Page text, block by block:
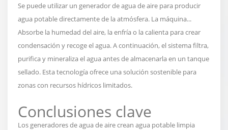
Se puede utilizar un generador de agua de aire para producir
agua potable directamente de la atmósfera. La máquina...
Absorbe la humedad del aire, la enfría o la calienta para crear
condensación y recoge el agua.A continuación, el sistema filtra,
purifica y mineraliza el agua antes de almacenarla en un tanque
sellado. Esta tecnología ofrece una solución sostenible para
zonas con recursos hídricos limitados.
Conclusiones clave
Los generadores de agua de aire crean agua potable limpia